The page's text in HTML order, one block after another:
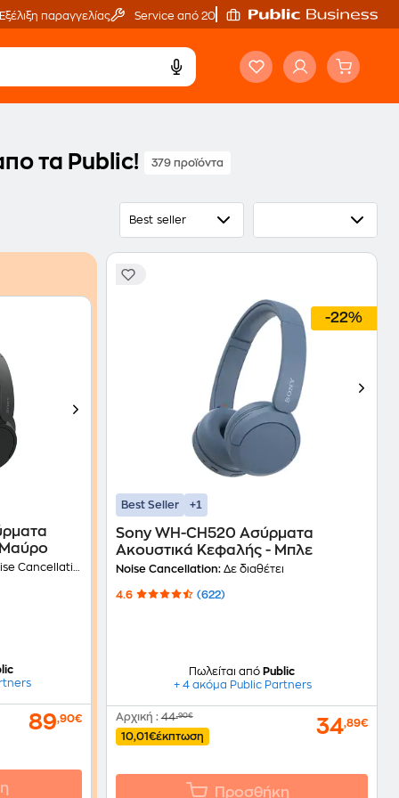
Εξέλιξη παραγγελίας Service από 20'
τα Public! 379 προϊόντα
Best seller
Cancellation
89,90€
-22%
Best Seller +1
Sony WH-CH520 Ασύρματα
Ακουστικά Κεφαλής - Μπλε
Noise Cancellation:Δε διαθέτει
4.6 (622)
Πωλείται από Public
+ 4 ακόμα Public Partners
Αρχική :44,90€
10,01€έκπτωση 34,89€
Προσθήκη